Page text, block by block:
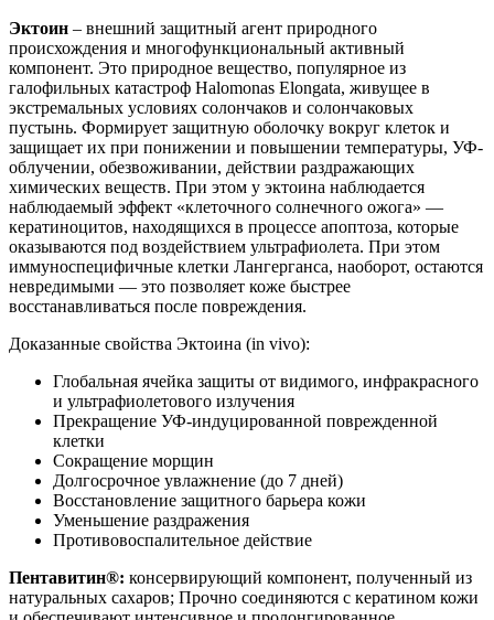
Эктоин – внешний защитный агент природного
происхождения и многофункциональный активный
компонент. Это природное вещество, популярное из
галофильных катастроф Halomonas Elongata, живущее в
экстремальных условиях солончаков и солончаковых
пустынь. Формирует защитную оболочку вокруг клеток и
защищает их при понижении и повышении температуры, УФ-
облучении, обезвоживании, действии раздражающих
химических веществ. При этом у эктоина наблюдается
наблюдаемый эффект «клеточного солнечного ожога» —
кератиноцитов, находящихся в процессе апоптоза, которые
оказываются под воздействием ультрафиолета. При этом
иммуноспецифичные клетки Лангерганса, наоборот, остаются
невредимыми — это позволяет коже быстрее
восстанавливаться после повреждения.
Доказанные свойства Эктоина (in vivo):
Глобальная ячейка защиты от видимого, инфракрасного
и ультрафиолетового излучения
Прекращение УФ-индуцированной поврежденной
клетки
Сокращение морщин
Долгосрочное увлажнение (до 7 дней)
Восстановление защитного барьера кожи
Уменьшение раздражения
Противовоспалительное действие
Пентавитин®: консервирующий компонент, полученный из
натуральных сахаров; Прочно соединяются с кератином кожи